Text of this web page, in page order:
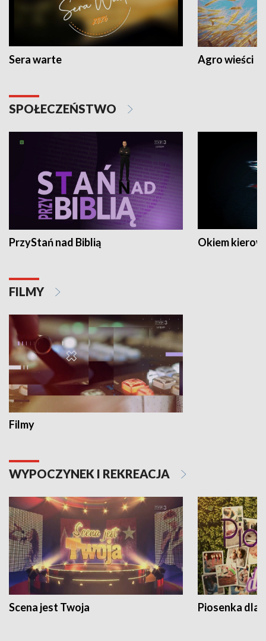
Sera warte Agro wieści
SPOŁECZEŃSTWO
PrzyStań nad Biblią Okiem
FILMY
Filmy
WYPOCZYNEK I REKREACJA
Scena jest Twoja Piosenka dla